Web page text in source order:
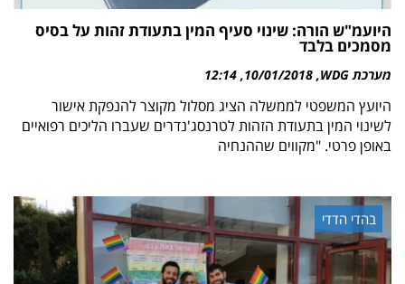
היועמ"ש הורה: שינוי סעיף המין בתעודת זהות על בסיס
מסמכים בלבד
מערכת WDG 10/01/2018
12:14
היועץ המשפטי לממשלה הציג מסלול מקוצר להנפקת אישור
לשינוי המין בתעודת הזהות לטרנסג'נדרים שעברו הליכים רפואיים
באופן פרטי. "מקווים שההנחיה
בהדי הדדי